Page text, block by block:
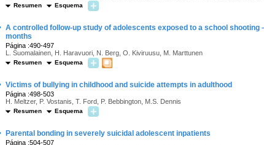
Resumen Esquema
A controlled follow-up study of adolescents exposed to a school
months
Página :490-497
L. Suomalainen, H. Haravuori, N. Berg, O. Kiviruusu, M. Marttunen
Resumen Esquema
Victims of bullying in childhood and suicide attempts in adulthood
Página :498-503
H. Meltzer, P. Vostanis, T. Ford, P. Bebbington, M.S. Dennis
Resumen Esquema
Parental bonding in severely suicidal adolescent inpatients
Página :504-507